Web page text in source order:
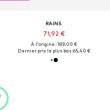
RAINS
71,92 €
À l'origine : 189,00 €
Dernier prix le plus bas :65,40 €